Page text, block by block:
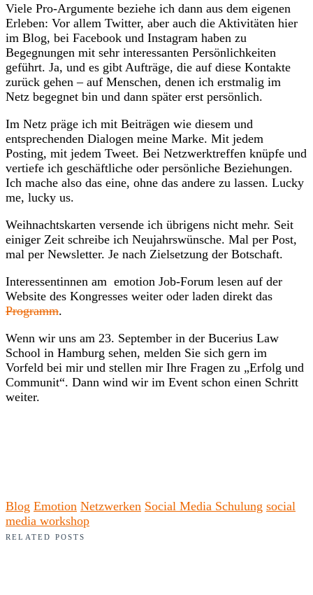
Viele Pro-Argumente beziehe ich dann aus dem eigenen
Erleben: Vor allem Twitter, aber auch die Aktivitäten hier
im Blog, bei Facebook und Instagram haben zu
Begegnungen mit sehr interessanten Persönlichkeiten
geführt. Ja, und es gibt Aufträge, die auf diese Kontakte
zurück gehen – auf Menschen, denen ich erstmalig im
Netz begegnet bin und dann später erst persönlich.
Im Netz präge ich mit Beiträgen wie diesem und
entsprechenden Dialogen meine Marke. Mit jedem
Posting, mit jedem Tweet. Bei Netzwerktreffen knüpfe und
vertiefe ich geschäftliche oder persönliche Beziehungen.
Ich mache also das eine, ohne das andere zu lassen. Lucky
me, lucky us.
Weihnachtskarten versende ich übrigens nicht mehr. Seit
einiger Zeit schreibe ich Neujahrswünsche. Mal per Post,
mal per Newsletter. Je nach Zielsetzung der Botschaft.
Interessentinnen am emotion Job-Forum lesen auf der
Website des Kongresses weiter oder laden direkt das
Programm.
Wenn wir uns am 23. September in der Bucerius Law
School in Hamburg sehen, melden Sie sich gern im
Vorfeld bei mir und stellen mir Ihre Fragen zu „Erfolg und
Communit“. Dann wind wir im Event schon einen Schritt
weiter.
Blog Emotion Netzwerken Social Media Schulung social
media workshop
RELATED POSTS